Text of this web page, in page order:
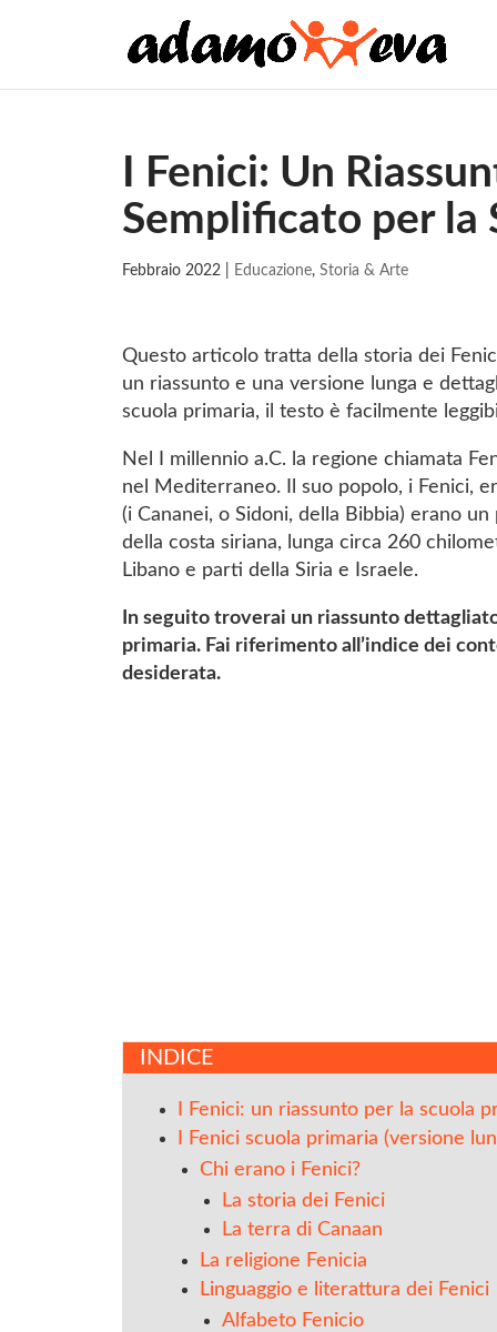
I Fenici: Un
Semplificato per la
Febbraio 2022 Educazione, Storia & Arte
Questo articolo tratta della storia dei
un riassunto e una versione lunga e
scuola primaria, il testo è facilmente
Nel I millennio a.C. la regione chiamata
nel Mediterraneo. Il suo popolo, i Fenici,
(i Cananei, o Sidoni, della Bibbia) erano
della costa siriana, lunga circa 260
Libano e parti della Siria e Israele.
In seguito troverai un riassunto
primaria. Fai riferimento all’indice dei
desiderata.
INDICE
I Fenici: un riassunto per la scuola
I Fenici scuola primaria (versione
Chi erano i Fenici?
La storia dei Fenici
La terra di Canaan
La religione Fenicia
Linguaggio e literattura dei Fenici
Alfabeto Fenicio